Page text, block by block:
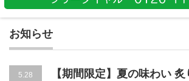
お知らせ
5.28
【期間限定】夏の味わい